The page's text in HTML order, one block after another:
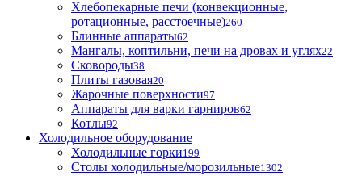
Хлебопекарные печи (конвекционные,
ротационные, расстоечные)260
Блинные аппараты62
Мангалы, коптильни, печи на дровах и углях22
Сковороды38
Плиты газовая20
Жарочные поверхности97
Аппараты для варки гарниров62
Котлы92
Холодильное оборудование
Холодильные горки199
Столы холодильные/морозильные1302